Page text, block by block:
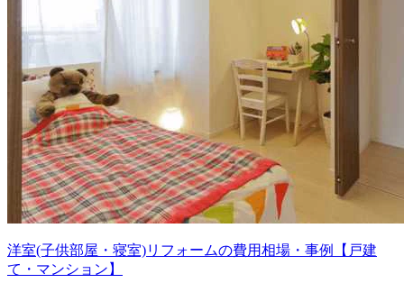
洋室(子供部屋・寝室)リフォームの費用相場・事例【戸建
て・マンション】